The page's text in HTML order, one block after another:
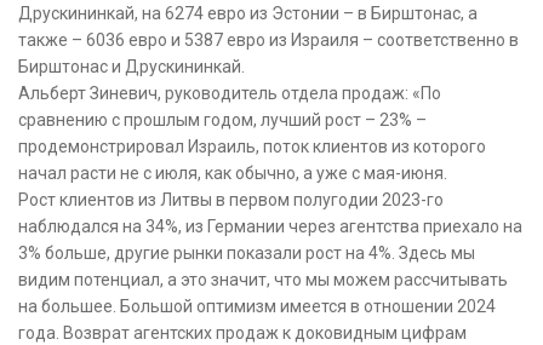
Друскининкай, на 6274 евро из Эстонии – в Бирштонас, а
также – 6036 евро и 5387 евро из Израиля – соответственно в
Бирштонас и Друскининкай.
Альберт Зиневич, руководитель отдела продаж: «По
сравнению с прошлым годом, лучший рост – 23% –
продемонстрировал Израиль, поток клиентов из которого
начал расти не с июля, как обычно, а уже с мая-июня.
Рост клиентов из Литвы в первом полугодии 2023-го
наблюдался на 34%, из Германии через агентства приехало на
3% больше, другие рынки показали рост на 4%. Здесь мы
видим потенциал, а это значит, что мы можем рассчитывать
на большее. Большой оптимизм имеется в отношении 2024
года. Возврат агентских продаж к доковидным цифрам